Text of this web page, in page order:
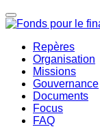
Repères
Organisation
Missions
Gouvernance
Documents
Focus
FAQ